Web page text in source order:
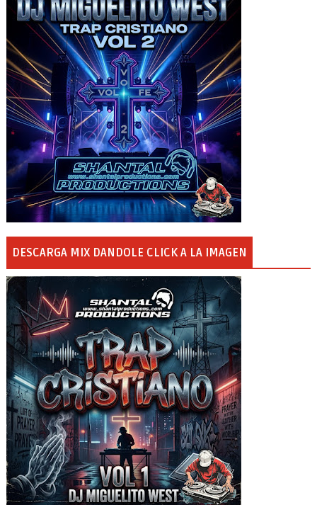
DESCARGA MIX DANDOLE CLICK A LA IMAGEN